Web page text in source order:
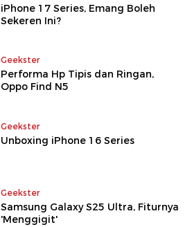
iPhone 17 Series, Emang Boleh
Sekeren Ini?
Geekster
Performa Hp Tipis dan Ringan,
Oppo Find N5
Geekster
Unboxing iPhone 16 Series
Geekster
Samsung Galaxy S25 Ultra, Fiturnya
'Menggigit'